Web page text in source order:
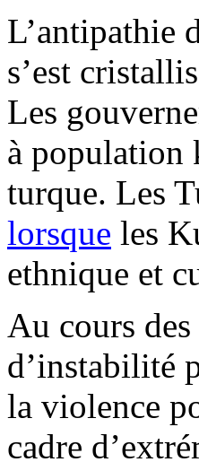
L’antipathie
s’est
Les
à population
turque. Les
lorsque les
ethnique et
Au cours
d’instabilité
la violence
cadre